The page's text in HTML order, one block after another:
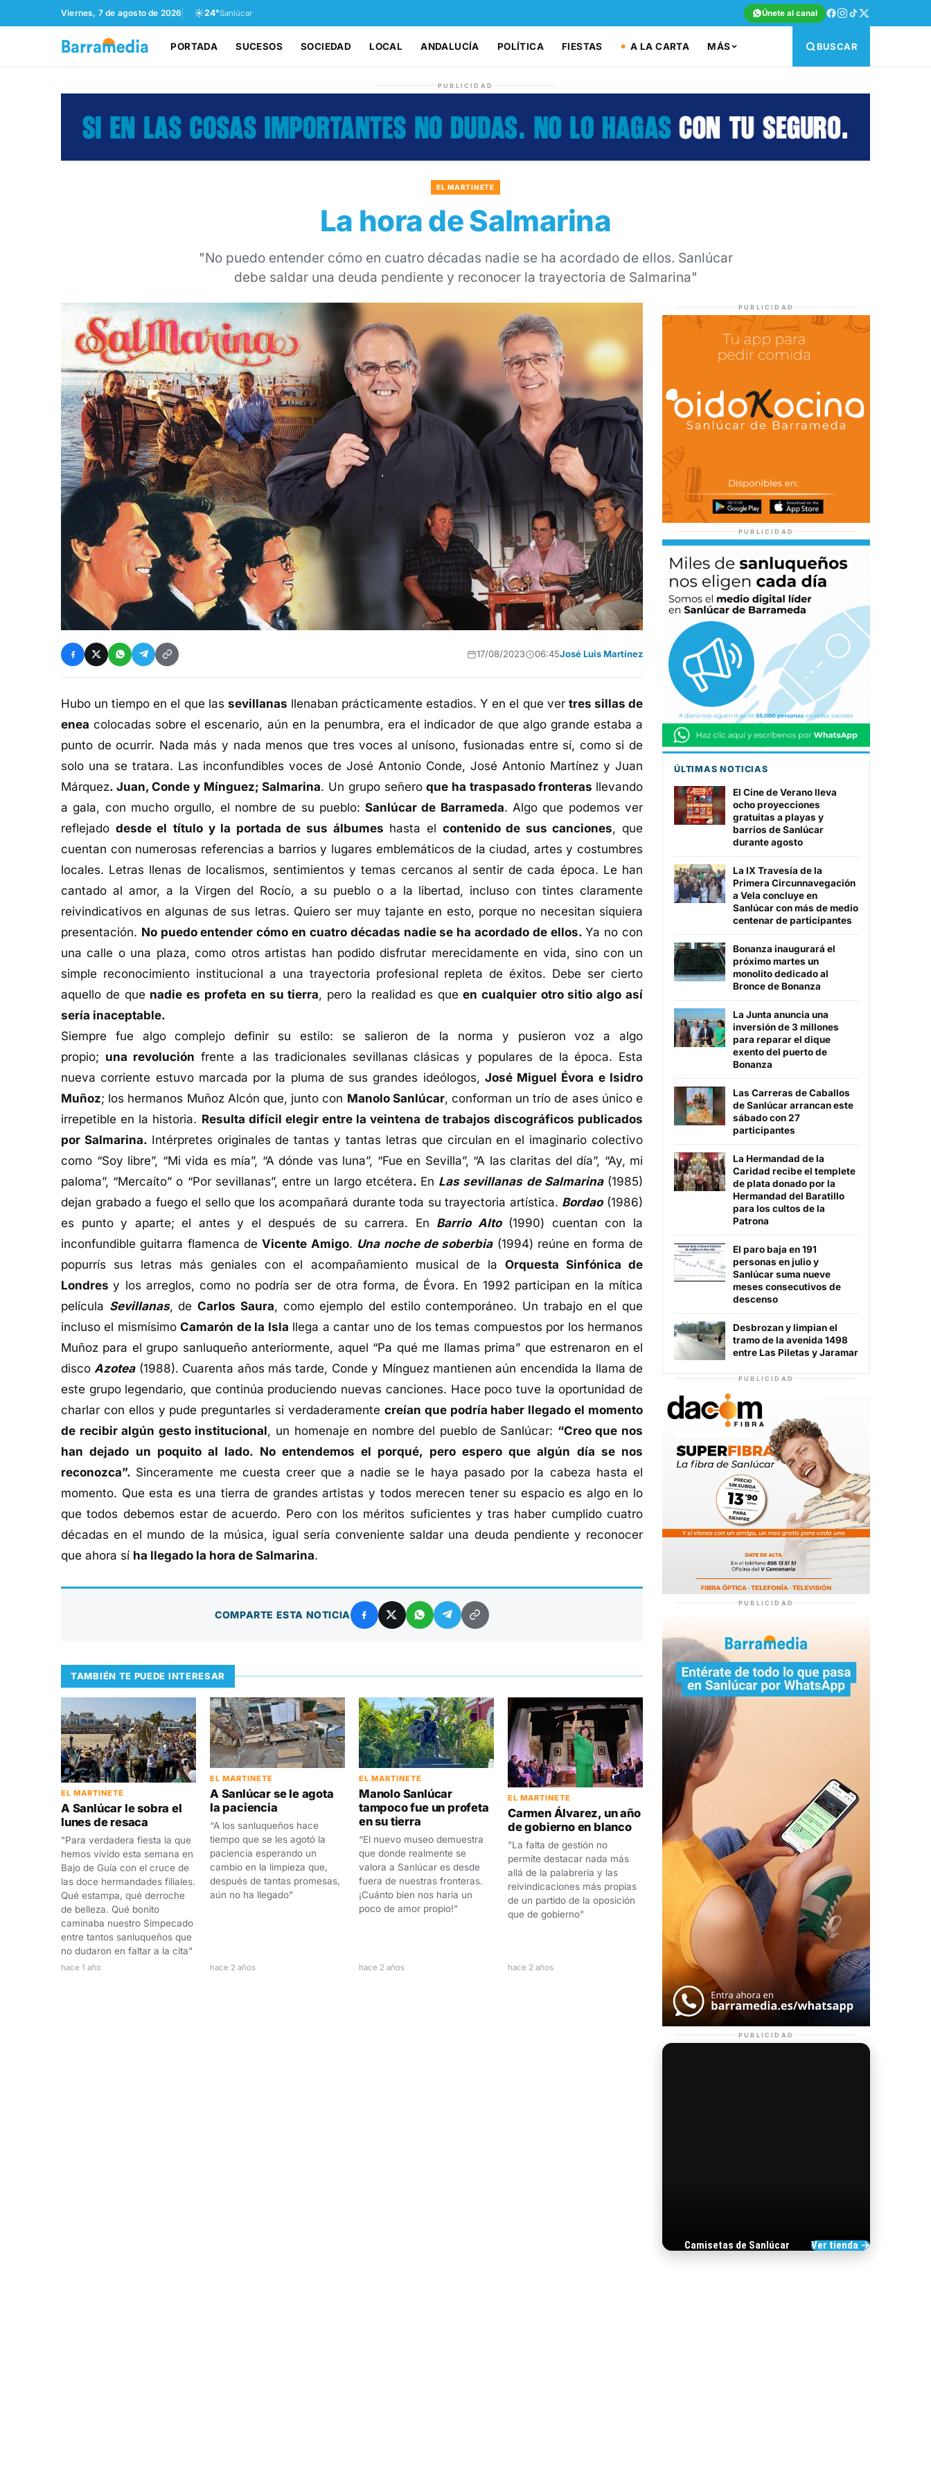
Viernes, 7 de agosto de 2026 ☀️24°Sanlúcar Únete al canal
PORTADA SUCESOS SOCIEDAD LOCAL ANDALUCÍA POLÍTICA FIESTAS A LA CARTA MÁS BUSCAR
PUBLICIDAD
EL MARTINETE
La hora de Salmarina
"No puedo entender cómo en cuatro décadas nadie se ha acordado de ellos. Sanlúcar
debe saldar una deuda pendiente y reconocer la trayectoria de Salmarina"
17/08/2023 06:45José Luis Martínez
Hubo un tiempo en el que las sevillanas llenaban prácticamente estadios. Y en el que ver tres sillas de
enea colocadas sobre el escenario, aún en la penumbra, era el indicador de que algo grande estaba a
punto de ocurrir. Nada más y nada menos que tres voces al unísono, fusionadas entre sí, como si de
solo una se tratara. Las inconfundibles voces de José Antonio Conde, José Antonio Martínez y Juan
Márquez. Juan, Conde y Mínguez; Salmarina. Un grupo señeroque ha traspasado fronteras llevando
a gala, con mucho orgullo, el nombre de su pueblo:Sanlúcar de Barrameda. Algo que podemos ver
reflejado desde el título y la portada de sus álbumes hasta el contenido de sus canciones, que
cuentan con numerosas referencias a barrios y lugares emblemáticos de la ciudad, artes y costumbres
locales. Letras llenas de localismos, sentimientos y temas cercanos al sentir de cada época. Le han
cantado al amor, a la Virgen del Rocío, a su pueblo o a la libertad, incluso con tintes claramente
reivindicativos en algunas de sus letras. Quiero ser muy tajante en esto, porque no necesitan siquiera
presentación. No puedo entender cómo en cuatro décadas nadie se ha acordado de ellos.Ya no con
una calle o una plaza, como otros artistas han podido disfrutar merecidamente en vida, sino con un
simple reconocimiento institucional a una trayectoria profesional repleta de éxitos. Debe ser cierto
aquello de que nadie es profeta en su tierra, pero la realidad es que en cualquier otro sitio algo así
sería inaceptable.
Siempre fue algo complejo definir su estilo: se salieron de la norma y pusieron voz a algo
propio; una revolución frente a las tradicionales sevillanas clásicas y populares de la época. Esta
nueva corriente estuvo marcada por la pluma de sus grandes ideólogos, José Miguel Évora e Isidro
Muñoz; los hermanos Muñoz Alcón que, junto con Manolo Sanlúcar, conforman un trío de ases único e
irrepetible en la historia. Resulta difícil elegir entre la veintena de trabajos discográficos publicados
por Salmarina. Intérpretes originales de tantas y tantas letras que circulan en el imaginario colectivo
como “Soy libre”, “Mi vida es mía”, “A dónde vas luna”, “Fue en Sevilla”, “A las claritas del día”, “Ay, mi
paloma”, “Mercaíto” o “Por sevillanas”, entre un largo etcétera. En Las sevillanas de Salmarina (1985)
dejan grabado a fuego el sello que los acompañará durante toda su trayectoria artística. Bordao (1986)
es punto y aparte; el antes y el después de su carrera. En Barrio Alto (1990) cuentan con la
inconfundible guitarra flamenca deVicente Amigo. Una noche de soberbia (1994) reúne en forma de
popurrís sus letras más geniales con el acompañamiento musical de la Orquesta Sinfónica de
Londresy los arreglos, como no podría ser de otra forma, de Évora. En 1992 participan en la mítica
película Sevillanas, deCarlos Saura, como ejemplo del estilo contemporáneo. Un trabajo en el que
incluso el mismísimoCamarón de la Isla llega a cantar uno de los temas compuestos por los hermanos
Muñoz para el grupo sanluqueño anteriormente, aquel “Pa qué me llamas prima” que estrenaron en el
disco Azotea (1988). Cuarenta años más tarde, Conde y Mínguez mantienen aún encendida la llama de
este grupo legendario, que continúa produciendo nuevas canciones. Hace poco tuve la oportunidad de
charlar con ellos y pude preguntarles si verdaderamente creían que podría haber llegado el momento
de recibir algún gesto institucional, un homenaje en nombre del pueblo de Sanlúcar: “Creo que nos
han dejado un poquito al lado. No entendemos el porqué, pero espero que algún día se nos
reconozca”. Sinceramente me cuesta creer que a nadie se le haya pasado por la cabeza hasta el
momento. Que esta es una tierra de grandes artistas y todos merecen tener su espacio es algo en lo
que todos debemos estar de acuerdo. Pero con los méritos suficientes y tras haber cumplido cuatro
décadas en el mundo de la música, igual sería conveniente saldar una deuda pendiente y reconocer
que ahora sí ha llegado la hora de Salmarina.
COMPARTE ESTA NOTICIA
TAMBIÉN TE PUEDE INTERESAR
EL MARTINETE
A Sanlúcar le sobra el
lunes de resaca
"Para verdadera fiesta la que
hemos vivido esta semana en
Bajo de Guía con el cruce de
las doce hermandades filiales.
Qué estampa, qué derroche
de belleza. Qué bonito
caminaba nuestro Simpecado
entre tantos sanluqueños que
no dudaron en faltar a la cita"
hace 1 año
EL MARTINETE
A Sanlúcar se le agota
la paciencia
“A los sanluqueños hace
tiempo que se les agotó la
paciencia esperando un
cambio en la limpieza que,
después de tantas promesas,
aún no ha llegado”
hace 2 años
EL MARTINETE
Manolo Sanlúcar
tampoco fue un profeta
en su tierra
“El nuevo museo demuestra
que donde realmente se
valora a Sanlúcar es desde
fuera de nuestras fronteras.
¡Cuánto bien nos haría un
poco de amor propio!”
hace 2 años
EL MARTINETE
Carmen Álvarez, un año
de gobierno en blanco
"La falta de gestión no
permite destacar nada más
allá de la palabrería y las
reivindicaciones más propias
de un partido de la oposición
que de gobierno"
hace 2 años
PUBLICIDAD
PUBLICIDAD
ÚLTIMAS NOTICIAS
El Cine de Verano lleva
ocho proyecciones
gratuitas a playas y
barrios de Sanlúcar
durante agosto
La IX Travesía de la
Primera Circunnavegación
a Vela concluye en
Sanlúcar con más de medio
centenar de participantes
Bonanza inaugurará el
próximo martes un
monolito dedicado al
Bronce de Bonanza
La Junta anuncia una
inversión de 3 millones
para reparar el dique
exento del puerto de
Bonanza
Las Carreras de Caballos
de Sanlúcar arrancan este
sábado con 27
participantes
La Hermandad de la
Caridad recibe el templete
de plata donado por la
Hermandad del Baratillo
para los cultos de la
Patrona
El paro baja en 191
personas en julio y
Sanlúcar suma nueve
meses consecutivos de
descenso
Desbrozan y limpian el
tramo de la avenida 1498
entre Las Piletas y Jaramar
PUBLICIDAD
PUBLICIDAD
PUBLICIDAD
Camisetas de Sanlúcar Ver tienda →